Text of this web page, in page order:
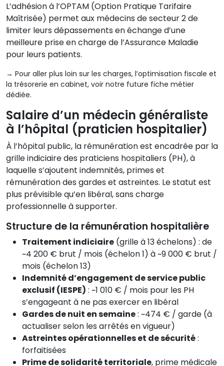
L’adhésion à l’OPTAM (Option Pratique Tarifaire
Maîtrisée) permet aux médecins de secteur 2 de
limiter leurs dépassements en échange d’une
meilleure prise en charge de l’Assurance Maladie
pour leurs patients.
→ Pour aller plus loin sur les charges, l’optimisation fiscale et
la trésorerie en cabinet, voir notre future fiche métier
dédiée.
Salaire d’un médecin généraliste
à l’hôpital (praticien hospitalier)
À l’hôpital public, la rémunération est encadrée par la
grille indiciaire des praticiens hospitaliers (PH), à
laquelle s’ajoutent indemnités, primes et
rémunération des gardes et astreintes. Le statut est
plus prévisible qu’en libéral, sans charge
professionnelle à supporter.
Structure de la rémunération hospitalière
Traitement indiciaire (grille à 13 échelons) : de
~4 200 € brut / mois (échelon 1) à ~9 000 € brut /
mois (échelon 13)
Indemnité d’engagement de service public
exclusif (IESPE) : ~1 010 € / mois pour les PH
s’engageant à ne pas exercer en libéral
Gardes de nuit en semaine: ~474 € / garde (à
actualiser selon les arrêtés en vigueur)
Astreintes opérationnelles et de sécurité:
forfaitisées
Prime de solidarité territoriale, prime médicale